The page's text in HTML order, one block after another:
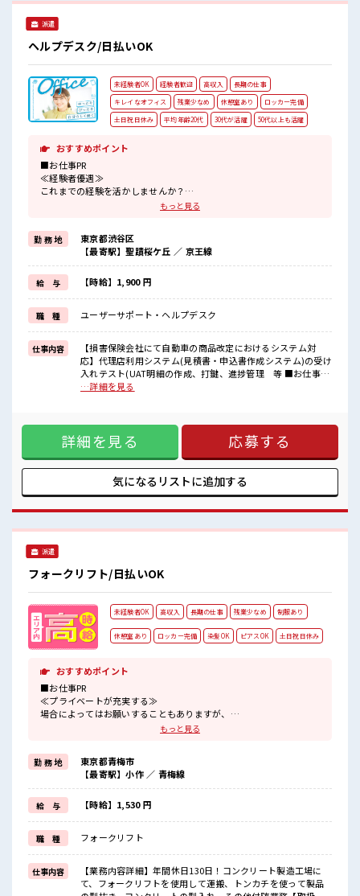
派遣
ヘルプデスク/日払いOK
未経験者OK 経験者歓迎 高収入
長期の仕事
キレイなオフィス
残業少なめ 休憩室あり
ロッカー完備
土日祝日休み
平均年齢20代 30代が活躍 50代以上も活躍
おすすめポイント
■お仕事PR
≪経験者優遇≫
これまでの経験を活かしませんか？
≪プライベートが充実する≫
場合によってはお願いすることもありますが、
残業はほとんどナシ！
≪週休2日制≫
週末は家族や友人と一緒にプライベート満喫！
≪自分に合った期間で働ける≫
福利厚生が整った派遣のお仕事です！
■職場の雰囲気
活気あふれる20代活躍中の職場です☆
休憩室完備でランチや休憩も充実しそう♪
ロッカーあり！
安心してお仕事に集中♪
もっと見る
勤 務 地
東京都渋谷区
【最寄駅】聖蹟桜ケ丘 ／ 京王線
給 与 【時給】1,900 円
職 種 ユーザーサポート・ヘルプデスク
仕事内容
【損害保険会社にて自動車の商品改定におけるシステム対
応】代理店利用システム(見積書・申込書作成システム)の受け
入れテスト(UAT明細の作成、打鍵、進捗管理 等 ■お仕事PR
≪経験者優遇≫ これまでの経験を活かしませんか？ ブランク
もありますが、 残業はほとんどナシ！ ≪週休2日制≫ 週末は
家族や友人と一緒にプライベート満喫！ ≪自分に合った期間
で働ける≫ 福利厚生が整った派遣のお仕事です！ ■職場の雰
囲気 活気あふれる20代活躍中の職場です☆ 休憩室完備でラン
チや休憩も充実しそう♪ ロッカーあり！ 安心してお仕事に集
中♪ 残業はほとんどありません！
…詳細を見る
詳細を見る 応募する
気になるリストに追加する
派遣
フォークリフト/日払いOK
未経験者OK 高収入 長期の仕事 残業少なめ 制服あり
休憩室あり ロッカー完備 染髪OK ピアスOK 土日祝日休み
おすすめポイント
■お仕事PR
≪プライベートが充実する≫
場合によってはお願いすることもありますが、
家族や友人と一緒にプライベート満喫！
≪モチベーションもUP≫
派手過ぎなければ髪型や髪色自由♪
(規定有)制服があると毎日の服選びに悩まずOK♪
≪未経験でも活躍できる≫
新しいことにチャレンジするのは不安だけど、
しっかり働く環境が整っています！
イチからスキルUP・ステップUP目指していきましょう！
≪収入アップを目指せる≫
高時給だらけの派遣のお仕事です！
もっと見る
勤 務 地
東京都青梅市
【最寄駅】小作 ／ 青梅線
給 与 【時給】1,530 円
職 種 フォークリフト
仕事内容
【業務内容詳細】年間休日130日！コンクリート製造工場に
て、フォークリフトを使用して運搬、トンカチを使って製品